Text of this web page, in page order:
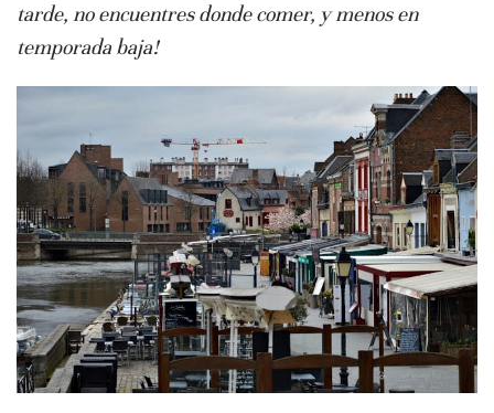
tarde, no encuentres donde comer, y menos en
temporada baja!